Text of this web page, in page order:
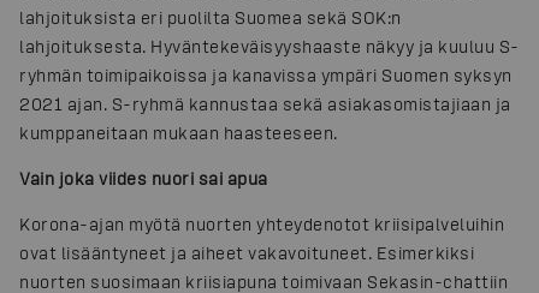
lahjoituksista eri puolilta Suomea sekä SOK:n
lahjoituksesta. Hyväntekeväisyyshaaste näkyy ja kuuluu S-
ryhmän toimipaikoissa ja kanavissa ympäri Suomen syksyn
2021 ajan. S-ryhmä kannustaa sekä asiakasomistajiaan ja
kumppaneitaan mukaan haasteeseen.
Vain joka viides nuori sai apua
Korona-ajan myötä nuorten yhteydenotot kriisipalveluihin
ovat lisääntyneet ja aiheet vakavoituneet. Esimerkiksi
nuorten suosimaan kriisiapuna toimivaan Sekasin-chattiin